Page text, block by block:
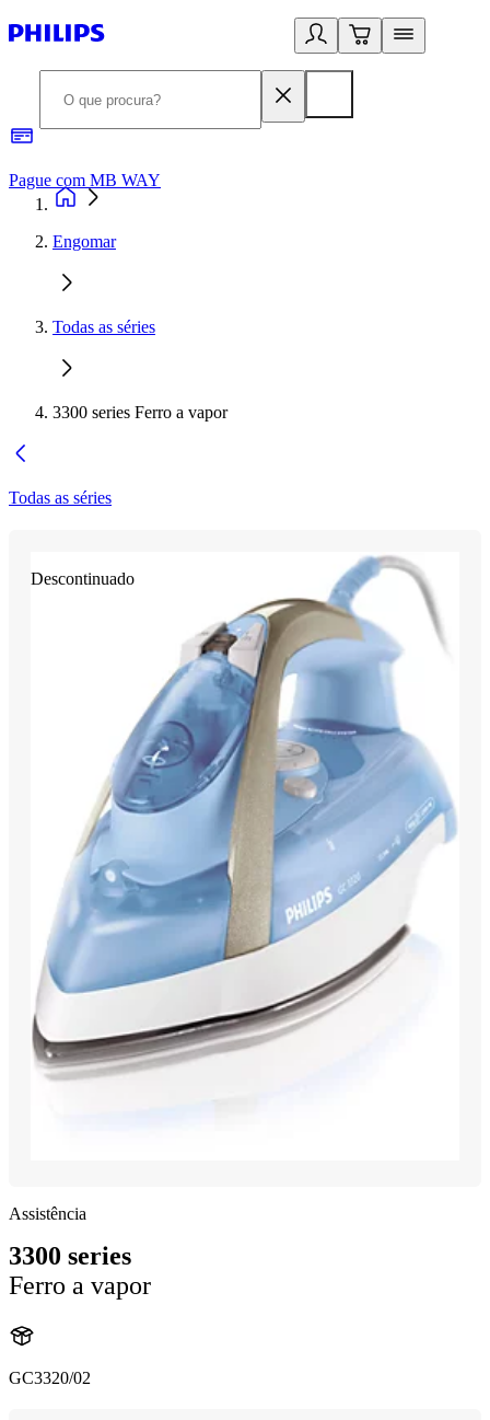
Pague com MB WAY
Engomar
Todas as séries
3300 series Ferro a vapor
Todas as séries
Descontinuado
Assistência
3300 series
Ferro a vapor
GC3320/02